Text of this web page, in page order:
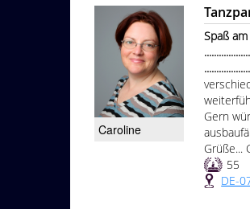
Caroline
Spaß
Gern
Grüße...
55
DE-